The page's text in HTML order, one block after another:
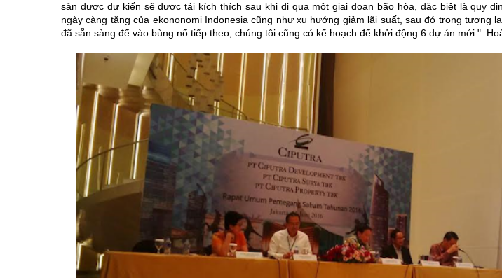
sản được dự kiến sẽ được tái kích thích sau khi đi qua một giai đoạn bão hòa, đặc biệt là quy
ngày càng tăng của ekononomi Indonesia cũng như xu hướng giảm lãi suất, sau đó trong tương
đã sẵn sàng để vào bùng nổ tiếp theo, chúng tôi cũng có kế hoạch để khởi động 6 dự án mới ".